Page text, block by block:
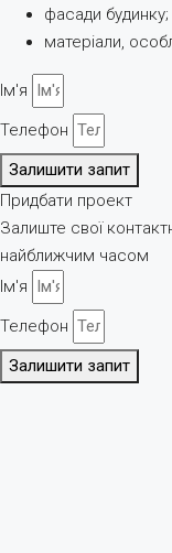
фасади будинку;
матеріали,
Ім'я
Телефон
Залишити запит
Придбати проект
Залиште свої
найближчим часом
Ім'я
Телефон
Залишити запит